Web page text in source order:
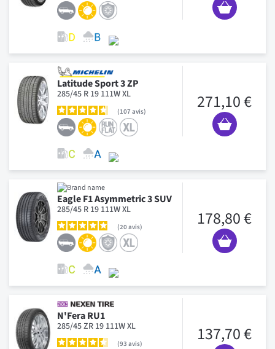
Latitude Sport 3 ZP
285/45 R 19 111W XL
107 avis 271,10 €
Eagle F1 Asymmetric 3 SUV
285/45 R 19 111W XL
20avis 178,80 €
N'Fera RU1
285/45 ZR 19 111W XL
93 avis 137,70 €